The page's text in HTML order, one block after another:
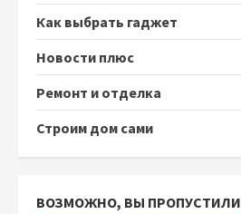
Как выбрать гаджет
Новости плюс
Ремонт и отделка
Строим дом сами
ВОЗМОЖНО, ВЫ ПРОПУСТИЛИ